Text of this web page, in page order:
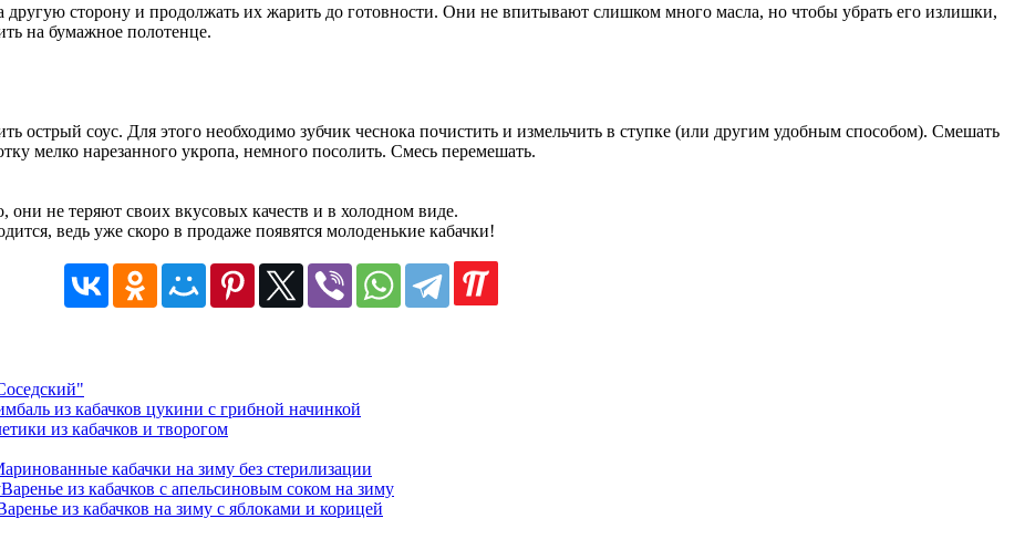
другую сторону и продолжать их жарить до готовности. Они не впитывают слишком много масла, но чтобы убрать его излишки,
на бумажное полотенце.
острый соус. Для этого необходимо зубчик чеснока почистить и измельчить в ступке (или другим удобным способом). Смешать
мелко нарезанного укропа, немного посолить. Смесь перемешать.
они не теряют своих вкусовых качеств и в холодном виде.
ведь уже скоро в продаже появятся молоденькие кабачки!
из кабачков цукини с грибной начинкой
из кабачков и творогом
кабачки на зиму без стерилизации
Варенье из кабачков с апельсиновым соком на зиму
из кабачков на зиму с яблоками и корицей